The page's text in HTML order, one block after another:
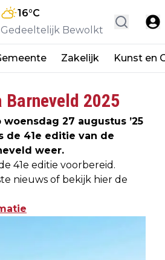
16°C
Gedeeltelijk Bewolkt
Zakelijk Kunst en
2025
woensdag 27 augustus ’25
de 41e editie van de
weer.
41e editie voorbereid.
nieuws of bekijk hier de